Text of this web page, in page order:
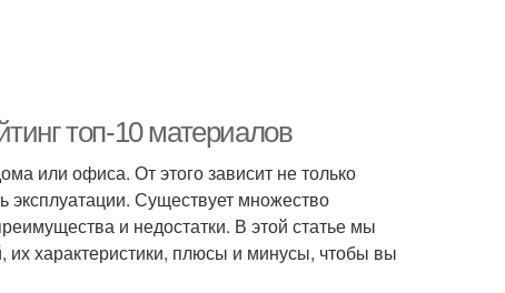
топ-10 материалов
или офиса. От этого зависит не только
эксплуатации. Существует множество
и недостатки. В этой статье мы
характеристики, плюсы и минусы, чтобы вы